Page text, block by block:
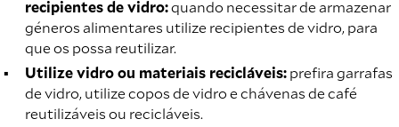
recipientes de vidro:quando necessitar de armazenar
géneros alimentares utilize recipientes de vidro, para
que os possa reutilizar.
Utilize vidro ou materiais recicláveis:prefira garrafas
de vidro, utilize copos de vidro e chávenas de café
reutilizáveis ou recicláveis.